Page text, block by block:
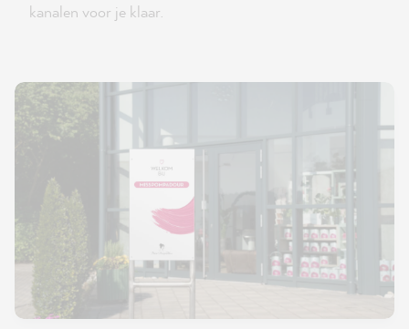
kanalen voor je klaar.